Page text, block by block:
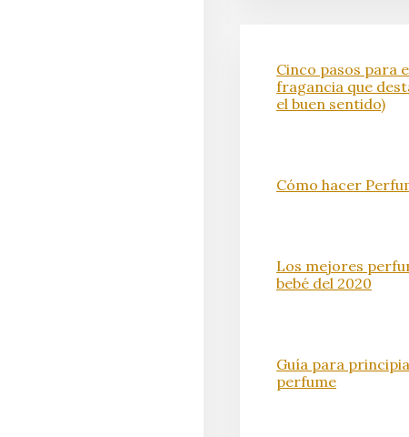
Cinco pasos para
fragancia que
el buen sentido)
Cómo hacer
Los mejores
bebé del 2020
Guía para
perfume